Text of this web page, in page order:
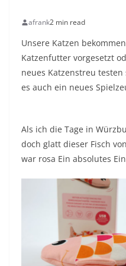
afrank2 min read
Unsere Katzen
Katzenfutter vorgesetzt
neues Katzenstreu
es auch ein neues
Als ich die Tage in
doch glatt dieser Fisch
war rosa Ein absolutes